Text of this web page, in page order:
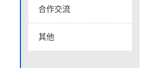
合作交流
其他